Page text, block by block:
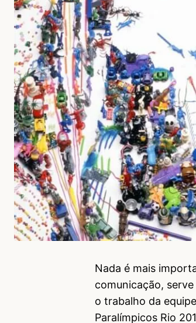
Nada é mais
comunicação,
o trabalho da
Paralímpicos Rio